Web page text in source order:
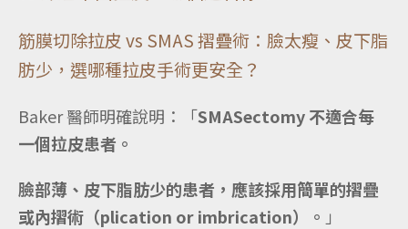
筋膜切除拉皮 vs SMAS 摺疊術：臉太瘦、皮下脂
肪少，選哪種拉皮手術更安全？
Baker 醫師明確說明：「SMASectomy 不適合每
一個拉皮患者。
臉部薄、皮下脂肪少的患者，應該採用簡單的摺疊
或內摺術（plication or imbrication）。 」